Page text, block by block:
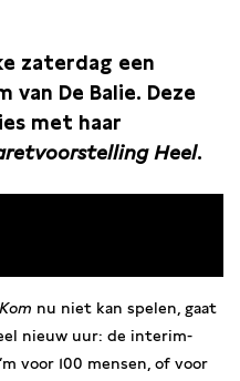
zaterdag een
van De Balie. Deze
met haar
Heel.
Kom nu niet kan spelen, gaat
nieuw uur: de interim-
voor 100 mensen, of voor